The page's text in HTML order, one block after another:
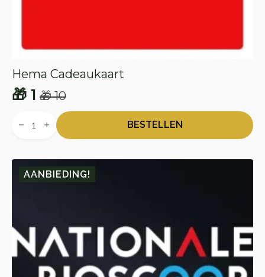
Hema Cadeaukaart
🎁10
Oorspronkelijke
prijs
🎁 10.
🎁 1
Huidige
prijs
🎁 1.
Cadeaukaart
BESTELLEN
AANBIEDING!